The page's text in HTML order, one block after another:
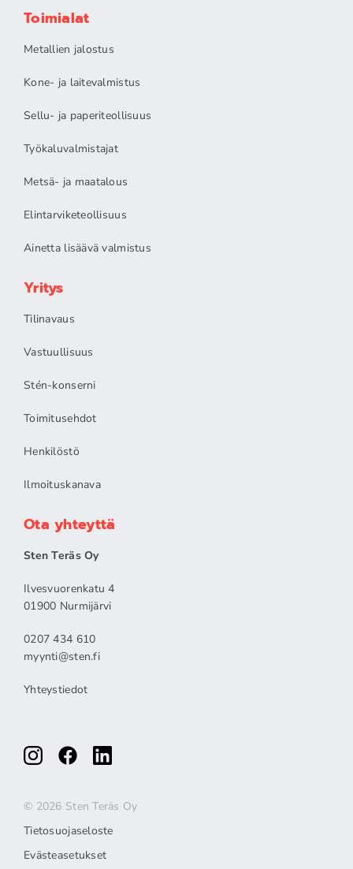
Toimialat
Metallien jalostus
Kone- ja laitevalmistus
Sellu- ja paperiteollisuus
Työkaluvalmistajat
Metsä- ja maatalous
Elintarviketeollisuus
Ainetta lisäävä valmistus
Yritys
Tilinavaus
Vastuullisuus
Stén-konserni
Toimitusehdot
Henkilöstö
Ilmoituskanava
Ota yhteyttä
Sten Teräs Oy
Ilvesvuorenkatu 4
01900 Nurmijärvi
0207 434 610
myynti@sten.fi
Yhteystiedot
© 2026 Sten Teräs Oy
Tietosuojaseloste
Evästeasetukset